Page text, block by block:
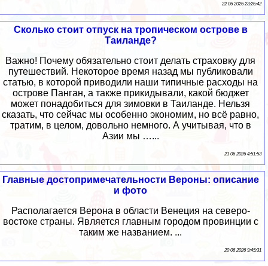
22 06 2026 23:26:42
Сколько стоит отпуск на тропическом острове в
Таиланде?
Важно! Почему обязательно стоит делать страховку для
путешествий. Некоторое время назад мы публиковали
статью, в которой приводили наши типичные расходы на
острове Панган, а также прикидывали, какой бюджет
может понадобиться для зимовки в Таиланде. Нельзя
сказать, что сейчас мы особенно экономим, но всё равно,
тратим, в целом, довольно немного. А учитывая, что в
Азии мы …...
21 06 2026 4:51:53
Главные достопримечательности Вероны: описание
и фото
Располагается Верона в области Венеция на северо-
востоке страны. Является главным городом провинции с
таким же названием. ...
20 06 2026 9:45:31